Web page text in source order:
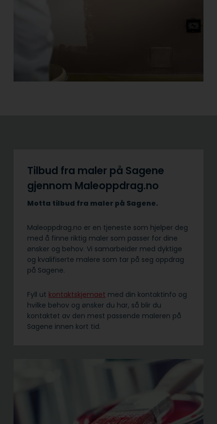
Tilbud fra maler på Sagene
gjennom Maleoppdrag.no
Motta tilbud fra maler på Sagene.
Maleoppdrag.no er en tjeneste som hjelper deg
med å finne riktig maler som passer for dine
ønsker og behov. Vi samarbeider med dyktige
og kvalifiserte malere som tar på seg oppdrag
på Sagene.
Fyll ut kontaktskjemaet med din kontaktinfo og
hvilke behov og ønsker du har, så blir du
kontaktet av den mest passende maleren på
Sagene innen kort tid.